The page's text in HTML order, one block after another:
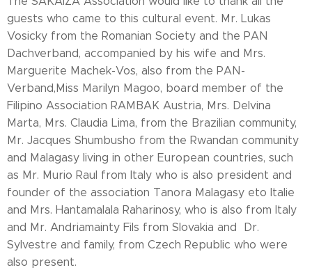
guests who came to this cultural event. Mr. Lukas
Vosicky from the Romanian Society and the PAN
Dachverband, accompanied by his wife and Mrs.
Marguerite Machek-Vos, also from the PAN-
Verband,Miss Marilyn Magoo, board member of the
Filipino Association RAMBAK Austria, Mrs. Delvina
Marta, Mrs. Claudia Lima, from the Brazilian community,
Mr. Jacques Shumbusho from the Rwandan community
and Malagasy living in other European countries, such
as Mr. Murio Raul from Italy who is also president and
founder of the association Tanora Malagasy eto Italie
and Mrs. Hantamalala Raharinosy, who is also from Italy
and Mr. Andriamainty Fils from Slovakia and Dr.
Sylvestre and family, from Czech Republic who were
also present.